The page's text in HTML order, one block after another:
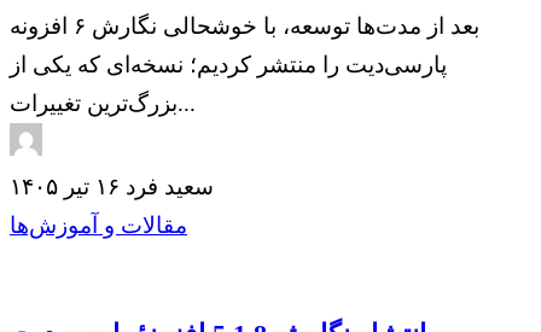
بعد از مدت‌ها توسعه، با خوشحالی نگارش ۶ افزونه
پارسی‌دیت را منتشر کردیم؛ نسخه‌ای که یکی از
بزرگ‌ترین تغییرات...
سعید فرد ۱۶ تیر ۱۴۰۵
مقالات و آموزش‌ها